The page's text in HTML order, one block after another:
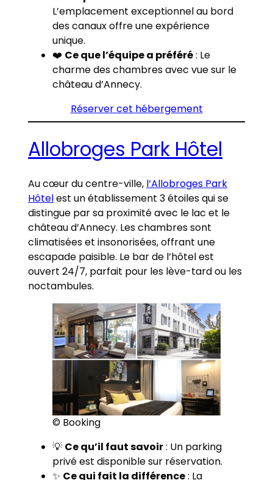
L’emplacement exceptionnel au bord
des canaux offre une expérience
unique.
❤️ Ce que l’équipe a préféré: Le
charme des chambres avec vue sur le
château d’Annecy.
Réserver cet hébergement
Allobroges Park Hôtel
Au cœur du centre-ville, l’Allobroges Park
Hôtelest un établissement 3 étoiles qui se
distingue par sa proximité avec le lac et le
château d’Annecy. Les chambres sont
climatisées et insonorisées, offrant une
escapade paisible. Le bar de l’hôtel est
ouvert 24/7, parfait pour les lève-tard ou les
noctambules.
© Booking
💡 Ce qu’il faut savoir: Un parking
privé est disponible sur réservation.
✨ Ce qui fait la différence: La